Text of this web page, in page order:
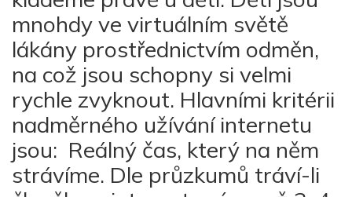
mnohdy ve virtuálním světě
lákány prostřednictvím odměn,
na což jsou schopny si velmi
rychle zvyknout. Hlavními kritérii
nadměrného užívání internetu
jsou: Reálný čas, který na něm
strávíme. Dle průzkumů tráví-li